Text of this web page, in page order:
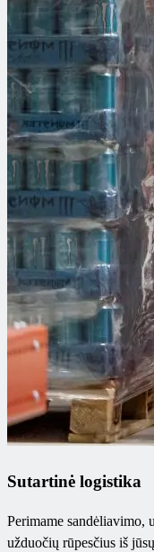
Sutartinė logistika
Perimame sandėliavimo,
užduočių rūpesčius iš